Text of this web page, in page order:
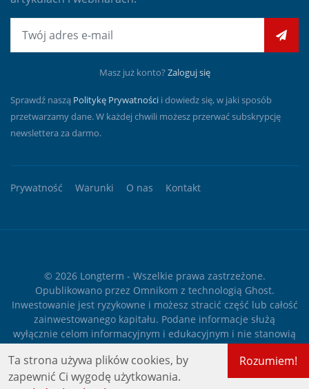
Masz już konto? Zaloguj się
Sprawdź naszą Politykę Prywatności i dowiedz się, w jaki sposób
przetwarzamy dane. W każdej chwili możesz przerwać subskrypcję
newslettera za darmo.
Prywatność Warunki O nas Kontakt
© 2026 Longterm - Wszelkie prawa zastrzeżone.
Opublikowano przez Omnikom z technologią Ghost.
Inwestowanie jest ryzykowne i możesz stracić część lub całość
zainwestowanego kapitału. Podane informacje służą
wyłącznie celom informacyjnym i edukacyjnym i nie stanowią
żadnego rodzaju porady finansowej ani rekomendacji
inwestycyjnej.
Rozumiem!
Ta strona używa plików cookies, by
zapewnić Ci wygodę użytkowania.